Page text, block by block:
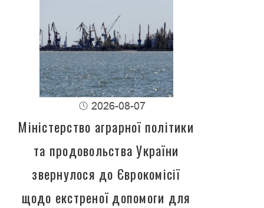
2026-08-07
Міністерство аграрної політики
та продовольства України
звернулося до Єврокомісії
щодо екстреної допомоги для